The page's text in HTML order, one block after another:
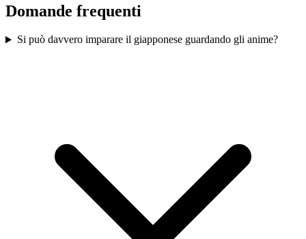
Domande frequenti
Si può davvero imparare il giapponese guardando gli anime?